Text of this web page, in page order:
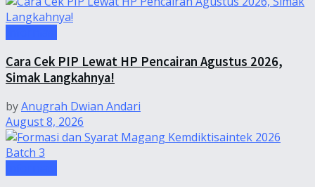
Cara Cek PIP Lewat HP Pencairan Agustus 2026,
Simak Langkahnya!
byAnugrah Dwian Andari
August 8, 2026